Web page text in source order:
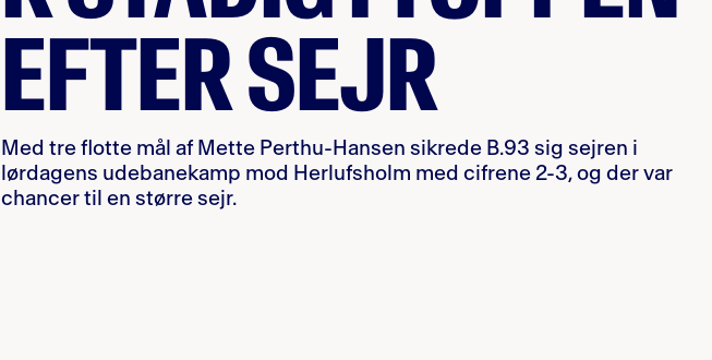
EFTER SEJR
Med tre flotte mål af Mette Perthu-Hansen sikrede B.93 sig sejren i
lørdagens udebanekamp mod Herlufsholm med cifrene 2-3, og der var
chancer til en større sejr.